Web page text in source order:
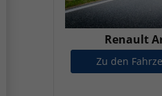
Renault
Zu den